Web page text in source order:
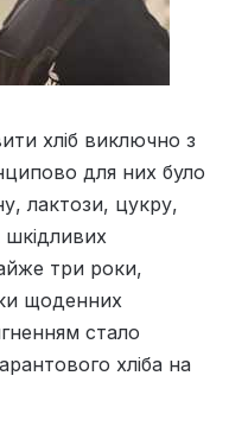
хліб виключно з
для них було
лактози, цукру,
три роки,
щоденних
стало
хліба на